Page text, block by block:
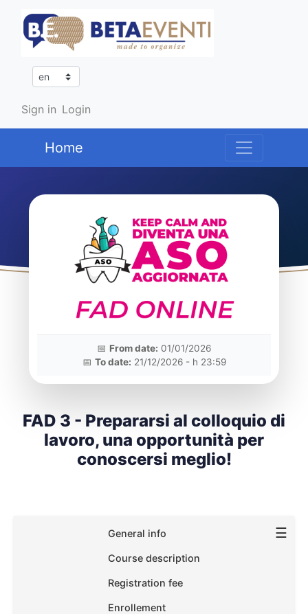
Sign in Login
Home
📅 From date: 01/01/2026
📅 To date: 21/12/2026 - h 23:59
FAD 3 - Prepararsi al colloquio di
lavoro, una opportunità per
conoscersi meglio!
☰
General info
Course description
Registration fee
Enrollement